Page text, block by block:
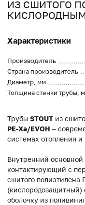
ИЗ СШИТОГО
КИСЛОРОДНЫМ
Характеристики
Производитель
Страна производитель
Диаметр, мм
Толщина стенки трубы,
Трубы STOUT из
PE-Xa/EVOH –
системах отопления
Внутренний
контактирующий с
сшитого
(кислородозащитный)
оболочку из